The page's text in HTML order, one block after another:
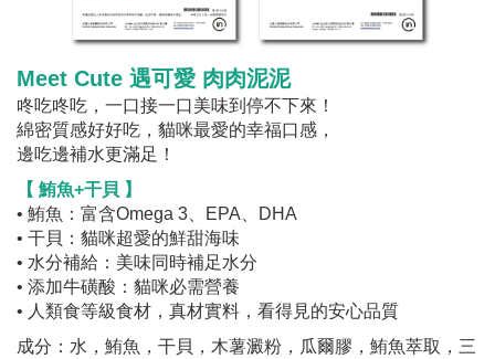
Meet Cute 遇可愛 肉肉泥泥
咚吃咚吃，一口接一口美味到停不下來！
綿密質感好好吃，貓咪最愛的幸福口感，
邊吃邊補水更滿足！
【 鮪魚+干貝 】
• 鮪魚：富含Omega 3、EPA、DHA
• 干貝：貓咪超愛的鮮甜海味
• 水分補給：美味同時補足水分
• 添加牛磺酸：貓咪必需營養
• 人類食等級食材，真材實料，看得見的安心品質
成分：水，鮪魚，干貝，木薯澱粉，瓜爾膠，鮪魚萃取，三